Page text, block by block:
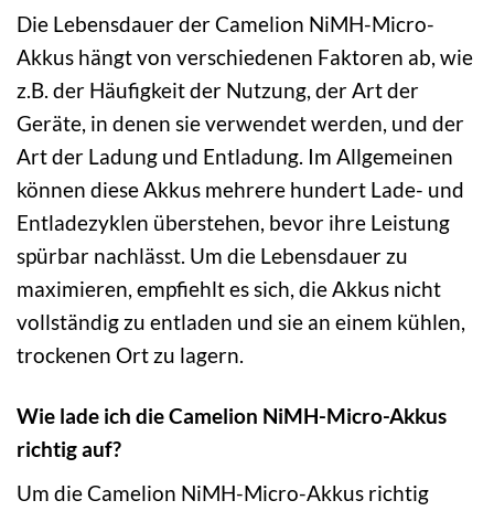
Die Lebensdauer der Camelion NiMH-Micro-
Akkus hängt von verschiedenen Faktoren ab, wie
z.B. der Häufigkeit der Nutzung, der Art der
Geräte, in denen sie verwendet werden, und der
Art der Ladung und Entladung. Im Allgemeinen
können diese Akkus mehrere hundert Lade- und
Entladezyklen überstehen, bevor ihre Leistung
spürbar nachlässt. Um die Lebensdauer zu
maximieren, empfiehlt es sich, die Akkus nicht
vollständig zu entladen und sie an einem kühlen,
trockenen Ort zu lagern.
Wie lade ich die Camelion NiMH-Micro-Akkus
richtig auf?
Um die Camelion NiMH-Micro-Akkus richtig